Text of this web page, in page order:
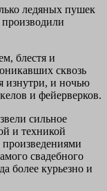
ледяных пушек
блестя и
сквозь
изнутри, и ночью
и фейерверков.
сильное
и техникой
свадебного
более курьезно и